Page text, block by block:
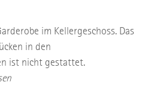
im Kellergeschoss. Das
in den
ist nicht gestattet.